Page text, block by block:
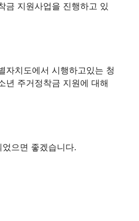
금 지원사업을 진행하고 있
자치도에서 시행하고있는 청
년 주거정착금 지원에 대해
으면 좋겠습니다.